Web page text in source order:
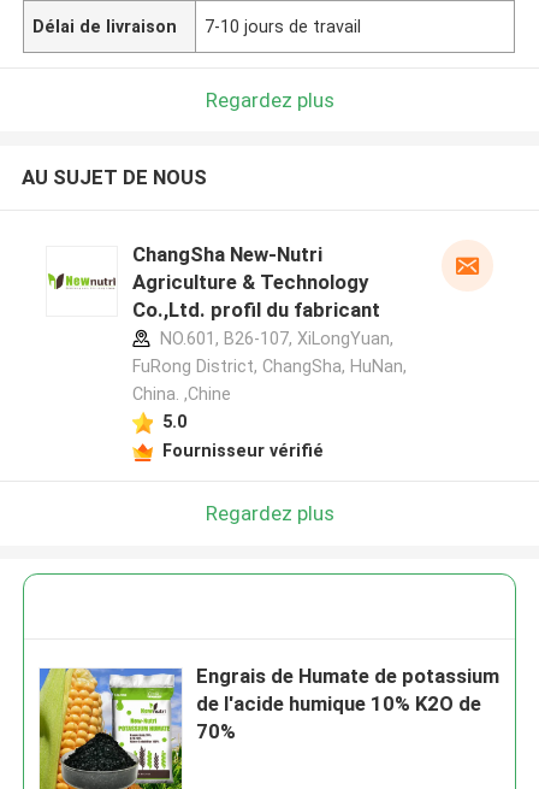
Délai de livraison 7-10 jours de travail
Regardez plus
AU SUJET DE NOUS
ChangSha New-Nutri
Agriculture & Technology
Co.,Ltd. profil du fabricant
NO.601, B26-107, XiLongYuan,
FuRong District, ChangSha, HuNan,
China. ,Chine
5.0
Fournisseur vérifié
Regardez plus
Engrais de Humate de potassium
de l'acide humique 10% K2O de
70%